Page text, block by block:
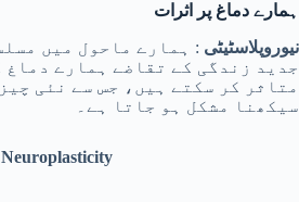
ہمارے دماغ پر اثرات
نیوروپلاسٹیٹی : ہمارے ماحول میں
جدید زندگی کے تقاضے ہمارے دماغ
متاثر کر سکتے ہیں، جس سے نئی
سیکھنا مشکل ہو جاتا ہے۔
Neuroplasticity